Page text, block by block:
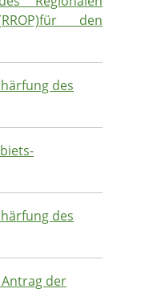
den
des
des
der